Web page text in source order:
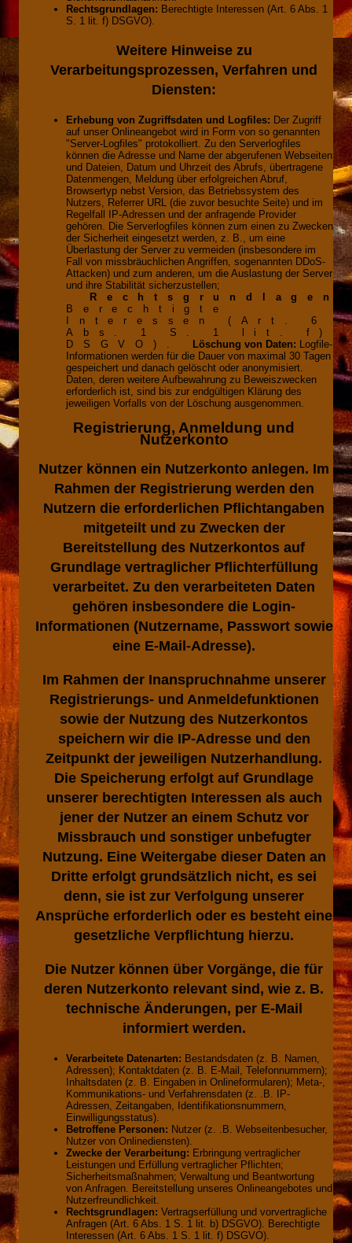
Rechtsgrundlagen: Berechtigte Interessen (Art. 6 Abs. 1
S. 1 lit. f) DSGVO).
Weitere Hinweise zu
Verarbeitungsprozessen, Verfahren und
Diensten:
Erhebung von Zugriffsdaten und Logfiles: Der Zugriff
auf unser Onlineangebot wird in Form von so genannten
"Server-Logfiles" protokolliert. Zu den Serverlogfiles
können die Adresse und Name der abgerufenen Webseiten
und Dateien, Datum und Uhrzeit des Abrufs, übertragene
Datenmengen, Meldung über erfolgreichen Abruf,
Browsertyp nebst Version, das Betriebssystem des
Nutzers, Referrer URL (die zuvor besuchte Seite) und im
Regelfall IP-Adressen und der anfragende Provider
gehören. Die Serverlogfiles können zum einen zu Zwecken
der Sicherheit eingesetzt werden, z. B., um eine
Überlastung der Server zu vermeiden (insbesondere im
Fall von missbräuchlichen Angriffen, sogenannten DDoS-
Attacken) und zum anderen, um die Auslastung der Server
und ihre Stabilität sicherzustellen;
Rechtsgrundlagen:
Berechtigte
Interessen (Art. 6
Abs. 1 S. 1 lit. f)
DSGVO).
Löschung von Daten: Logfile-
Informationen werden für die Dauer von maximal 30 Tagen
gespeichert und danach gelöscht oder anonymisiert.
Daten, deren weitere Aufbewahrung zu Beweiszwecken
erforderlich ist, sind bis zur endgültigen Klärung des
jeweiligen Vorfalls von der Löschung ausgenommen.
Registrierung, Anmeldung und
Nutzerkonto
Nutzer können ein Nutzerkonto anlegen. Im
Rahmen der Registrierung werden den
Nutzern die erforderlichen Pflichtangaben
mitgeteilt und zu Zwecken der
Bereitstellung des Nutzerkontos auf
Grundlage vertraglicher Pflichterfüllung
verarbeitet. Zu den verarbeiteten Daten
gehören insbesondere die Login-
Informationen (Nutzername, Passwort sowie
eine E-Mail-Adresse).
Im Rahmen der Inanspruchnahme unserer
Registrierungs- und Anmeldefunktionen
sowie der Nutzung des Nutzerkontos
speichern wir die IP-Adresse und den
Zeitpunkt der jeweiligen Nutzerhandlung.
Die Speicherung erfolgt auf Grundlage
unserer berechtigten Interessen als auch
jener der Nutzer an einem Schutz vor
Missbrauch und sonstiger unbefugter
Nutzung. Eine Weitergabe dieser Daten an
Dritte erfolgt grundsätzlich nicht, es sei
denn, sie ist zur Verfolgung unserer
Ansprüche erforderlich oder es besteht eine
gesetzliche Verpflichtung hierzu.
Die Nutzer können über Vorgänge, die für
deren Nutzerkonto relevant sind, wie z. B.
technische Änderungen, per E-Mail
informiert werden.
Verarbeitete Datenarten: Bestandsdaten (z. B. Namen,
Adressen); Kontaktdaten (z. B. E-Mail, Telefonnummern);
Inhaltsdaten (z. B. Eingaben in Onlineformularen); Meta-,
Kommunikations- und Verfahrensdaten (z. .B. IP-
Adressen, Zeitangaben, Identifikationsnummern,
Einwilligungsstatus).
Betroffene Personen: Nutzer (z. .B. Webseitenbesucher,
Nutzer von Onlinediensten).
Zwecke der Verarbeitung: Erbringung vertraglicher
Leistungen und Erfüllung vertraglicher Pflichten;
Sicherheitsmaßnahmen; Verwaltung und Beantwortung
von Anfragen. Bereitstellung unseres Onlineangebotes und
Nutzerfreundlichkeit.
Rechtsgrundlagen: Vertragserfüllung und vorvertragliche
Anfragen (Art. 6 Abs. 1 S. 1 lit. b) DSGVO). Berechtigte
Interessen (Art. 6 Abs. 1 S. 1 lit. f) DSGVO).